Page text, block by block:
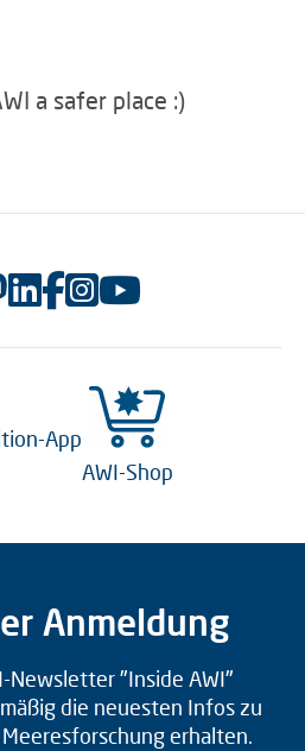
a safer place :)
App
AWI-Shop
Anmeldung
Newsletter "Inside AWI"
die neuesten Infos zu
erhalten.